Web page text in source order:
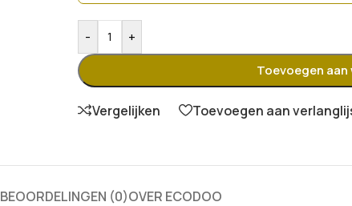
- +
Toevoegen
Vergelijken Toevoegen aan
BEOORDELINGEN (0)OVER ECODOO